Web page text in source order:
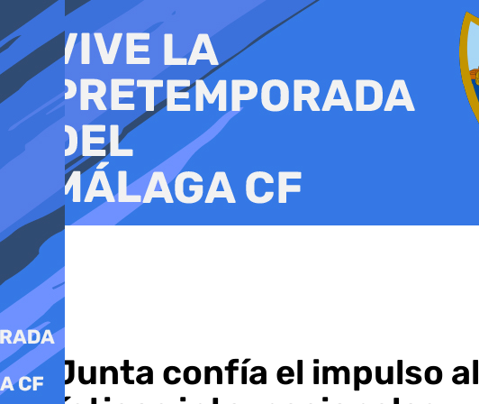
al
contenido
La Junta confía el impulso